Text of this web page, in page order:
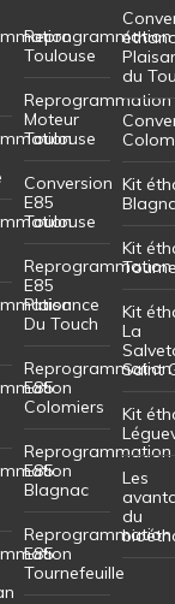
Reprogrammation
Toulouse
Reprogrammation
Moteur
Toulouse
Conversion
E85
Toulouse
Reprogrammation
E85
Plaisance
Du Touch
Reprogrammation
E85
Colomiers
Reprogrammation
E85
Blagnac
Reprogrammation
E85
Tournefeuille
du
Kit
Kit
Kit
La
Saint
Kit
Les
du